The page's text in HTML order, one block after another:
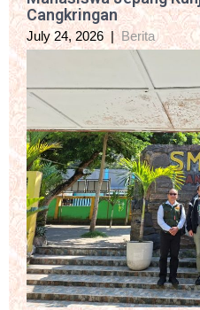
Cangkringan
July 24, 2026 |Berita